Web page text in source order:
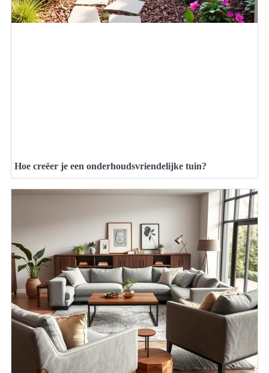
Hoe creëer je een onderhoudsvriendelijke tuin?